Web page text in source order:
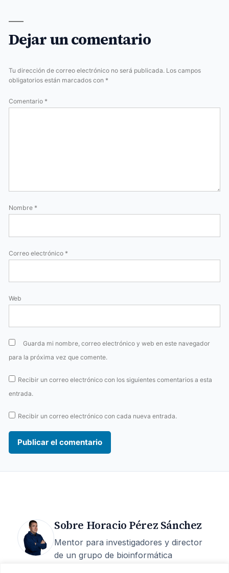
Dejar un comentario
Tu dirección de correo electrónico no será publicada. Los campos
obligatorios están marcados con *
Comentario *
Nombre *
Correo electrónico *
Web
Guarda mi nombre, correo electrónico y web en este navegador
para la próxima vez que comente.
Recibir un correo electrónico con los siguientes comentarios a esta
entrada.
Recibir un correo electrónico con cada nueva entrada.
Sobre Horacio Pérez Sánchez
Mentor para investigadores y director
de un grupo de bioinformática